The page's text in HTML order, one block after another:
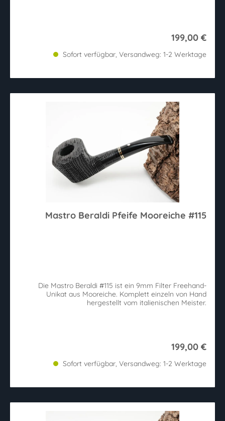
199,00 €
Sofort verfügbar, Versandweg: 1-2 Werktage
Mastro Beraldi Pfeife Mooreiche #115
Die Mastro Beraldi #115 ist ein 9mm Filter Freehand-
Unikat aus Mooreiche. Komplett einzeln von Hand
hergestellt vom italienischen Meister.
199,00 €
Sofort verfügbar, Versandweg: 1-2 Werktage